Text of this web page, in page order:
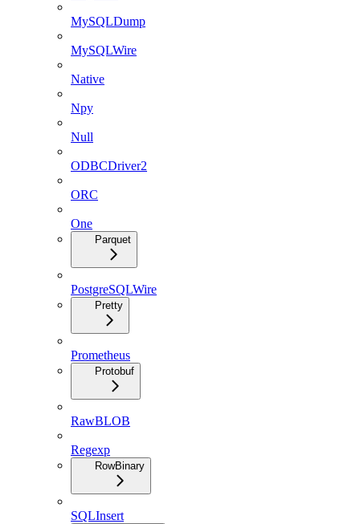
MySQLDump
MySQLWire
Native
Npy
Null
ODBCDriver2
ORC
One
Parquet
PostgreSQLWire
Pretty
Prometheus
Protobuf
RawBLOB
Regexp
RowBinary
SQLInsert